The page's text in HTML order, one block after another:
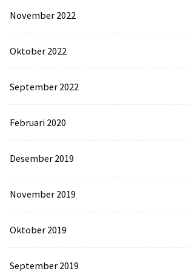
November 2022
Oktober 2022
September 2022
Februari 2020
Desember 2019
November 2019
Oktober 2019
September 2019